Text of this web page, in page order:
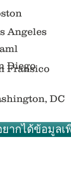
Angeles
Diego
DC
Fransico
ยากได้ข้อมูล